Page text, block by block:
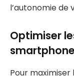
l’autonomie
Optimiser
smartphone
Pour maximiser